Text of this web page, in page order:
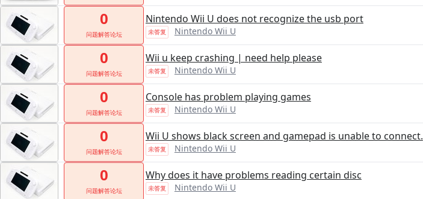
0
问题解答论坛
Nintendo Wii U does not recognize the usb port
未答复 Nintendo Wii U
0
问题解答论坛
Wii u keep crashing | need help please
未答复 Nintendo Wii U
0
问题解答论坛
Console has problem playing games
未答复 Nintendo Wii U
0
问题解答论坛
Wii U shows black screen and gamepad is unable to connect.
未答复 Nintendo Wii U
0
问题解答论坛
Why does it have problems reading certain disc
未答复 Nintendo Wii U